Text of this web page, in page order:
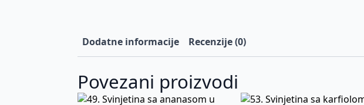
Dodatne informacije Recenzije (0)
Povezani proizvodi